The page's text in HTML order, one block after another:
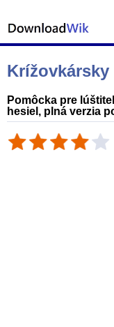
Pomôcka pre
hesiel, plná verzia